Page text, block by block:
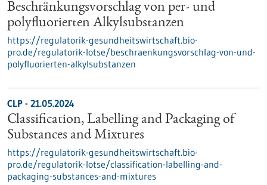
Beschränkungsvorschlag von per- und
polyfluorierten Alkylsubstanzen
https://regulatorik-gesundheitswirtschaft.bio-
pro.de/regulatorik-lotse/beschraenkungsvorschlag-von-und-
polyfluorierten-alkylsubstanzen
CLP - 21.05.2024
Classification, Labelling and Packaging of
Substances and Mixtures
https://regulatorik-gesundheitswirtschaft.bio-
pro.de/regulatorik-lotse/classification-labelling-and-
packaging-substances-and-mixtures